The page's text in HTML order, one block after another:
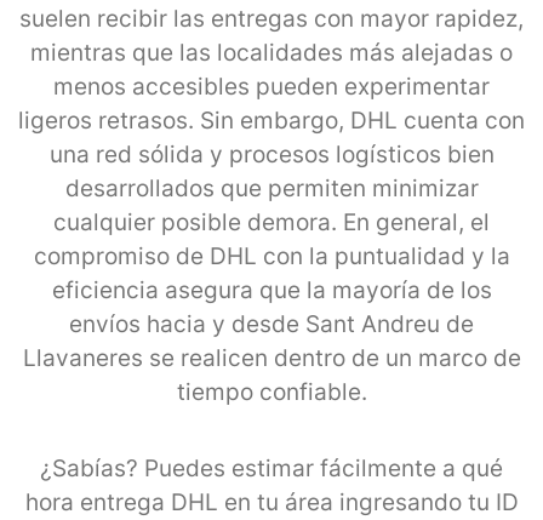
suelen recibir las entregas con mayor rapidez,
mientras que las localidades más alejadas o
menos accesibles pueden experimentar
ligeros retrasos. Sin embargo, DHL cuenta con
una red sólida y procesos logísticos bien
desarrollados que permiten minimizar
cualquier posible demora. En general, el
compromiso de DHL con la puntualidad y la
eficiencia asegura que la mayoría de los
envíos hacia y desde Sant Andreu de
Llavaneres se realicen dentro de un marco de
tiempo confiable.
¿Sabías? Puedes estimar fácilmente a qué
hora entrega DHL en tu área ingresando tu ID